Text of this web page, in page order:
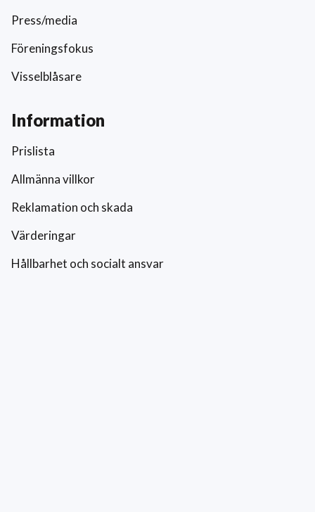
Press/media
Föreningsfokus
Visselblåsare
Information
Prislista
Allmänna villkor
Reklamation och skada
Värderingar
Hållbarhet och socialt ansvar